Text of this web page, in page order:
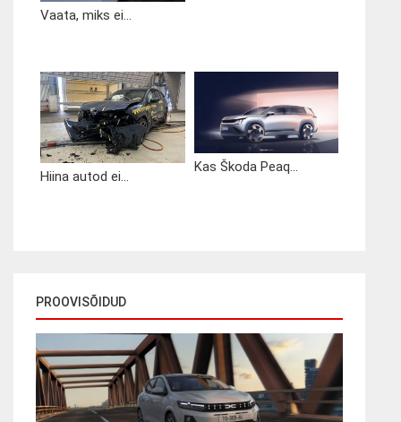
Vaata, miks ei...
Hiina autod ei...
Kas Škoda Peaq...
PROOVISÕIDUD